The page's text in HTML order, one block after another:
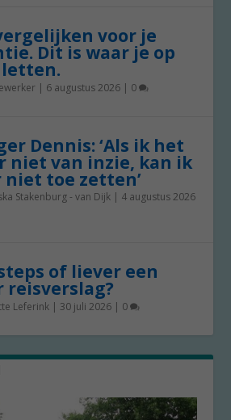
voor je
Dit is waar je op
| 6 augustus 2026 | 0
Dennis: ‘Als ik het
niet van inzie, kan ik
niet toe zetten’
Stakenburg - van Dijk | 4 augustus 2026
of liever een
reisverslag?
Leferink | 30 juli 2026 | 0